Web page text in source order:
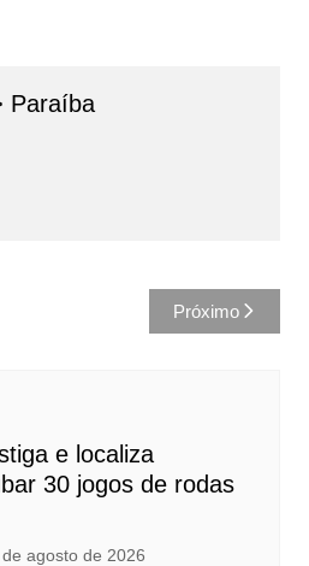
Paraíba
Próximo
e localiza
30 jogos de rodas
agosto de 2026